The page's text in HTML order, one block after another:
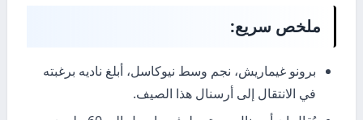
ملخص سريع:
برونو غيماريش، نجم وسط نيوكاسل، أبلغ ناديه برغبته
في الانتقال إلى أرسنال هذا الصيف.